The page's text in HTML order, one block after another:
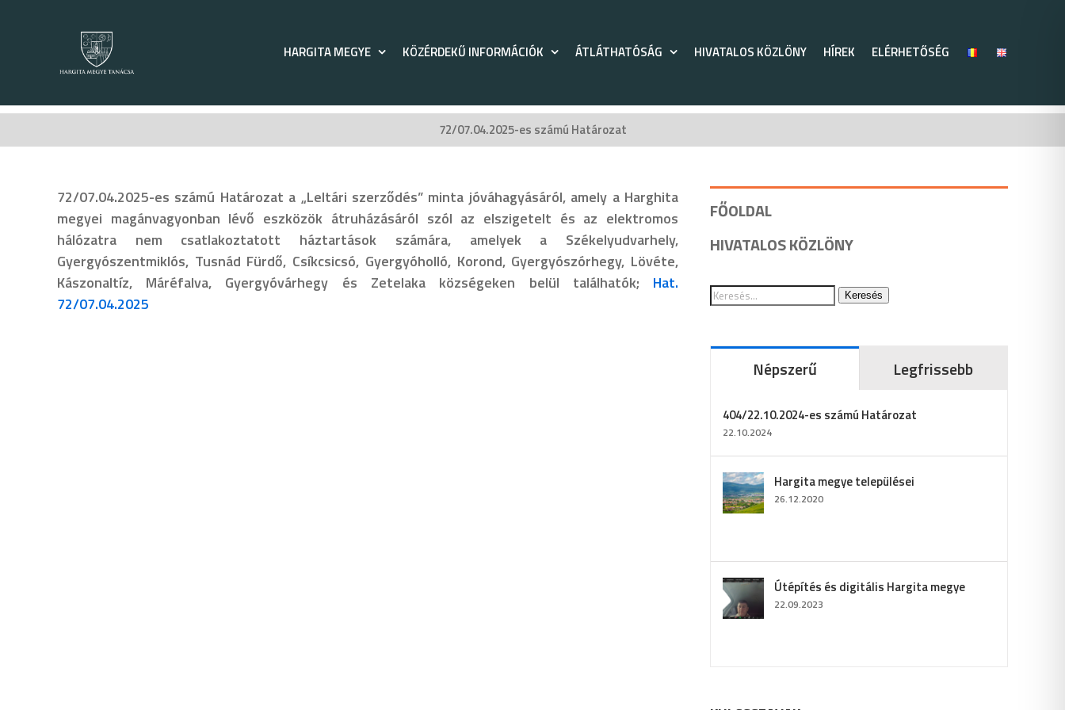
HARGITA MEGYE KÖZÉRDEKŰ INFORMÁCIÓK ÁTLÁTHATÓSÁG HIVATALOS KÖZLÖNY HÍREK ELÉRHETŐSÉG
72/07.04.2025-es számú Határozat
72/07.04.2025-es számú Határozat a „Leltári szerződés” minta jóváhagyásáról, amely a Harghita
megyei magánvagyonban lévő eszközök átruházásáról szól az elszigetelt és az elektromos
hálózatra nem csatlakoztatott háztartások számára, amelyek a Székelyudvarhely,
Gyergyószentmiklós, Tusnád Fürdő, Csíkcsicsó, Gyergyóholló, Korond, Gyergyószórhegy, Lövéte,
Kászonaltíz, Máréfalva, Gyergyóvárhegy és Zetelaka községeken belül találhatók; Hat.
72/07.04.2025
FŐOLDAL
HIVATALOS KÖZLÖNY
Keresés
Népszerű Legfrissebb
404/22.10.2024-es számú Határozat
22.10.2024
Hargita megye települései
26.12.2020
Útépítés és digitális Hargita megye
22.09.2023